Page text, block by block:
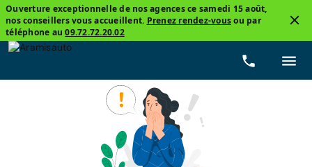
Ouverture exceptionnelle de nos agences ce samedi 15 août,
nos conseillers vous accueillent. Prenez rendez-vousou par
téléphone au09.72.72.20.02